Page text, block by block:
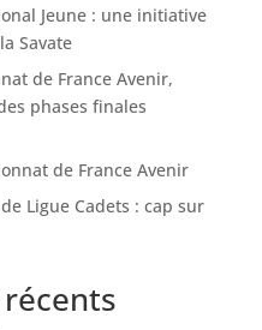
Jeune : une initiative
Savate
de France Avenir,
phases finales
de France Avenir
Ligue Cadets : cap sur